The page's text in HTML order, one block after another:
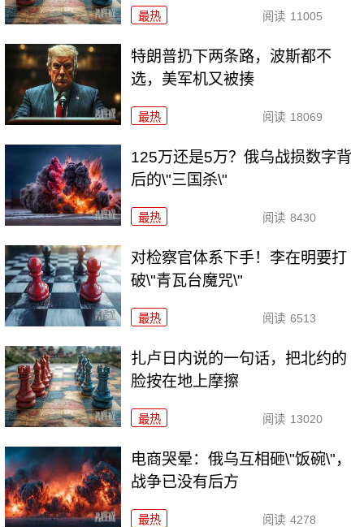
最热 阅读 11005
特朗普扔下两条路，波斯都不
选，美军机又被揍
最热 阅读 18069
125万还是5万？俄乌战损数字背
后的\"三国杀\"
最热 阅读 8430
对检察官体系下手！李在明要打
破\"青瓦台魔咒\"
最热 阅读 6513
扎卢日内说的一句话，把北约的
脸按在地上摩擦
最热 阅读 13020
电商哭晕：俄乌互相砸\"饭碗\"，
战争已没有后方
最热 阅读 4278